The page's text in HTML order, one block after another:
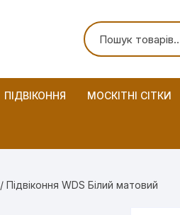
ПІДВІКОННЯ МОСКІТНІ СІТКИ
/ Підвіконня WDS Білий матовий